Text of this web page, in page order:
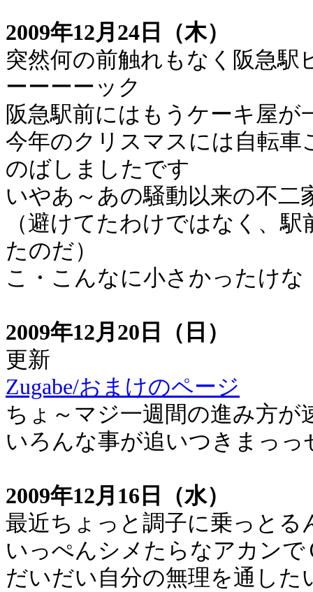
2009年12月24日（木）
突然何の前触れもなく阪急
ーーーーック
阪急駅前にはもうケーキ屋
今年のクリスマスには自転
のばしましたです
いやあ～あの騒動以来の不二
（避けてたわけではなく、
たのだ）
こ・こんなに小さかったけな
2009年12月20日（日）
更新
Zugabe/おまけのページ
ちょ～マジ一週間の進み方が
いろんな事が追いつきまっ
2009年12月16日（水）
最近ちょっと調子に乗っとる
いっぺんシメたらなアカンで
だいだい自分の無理を通した